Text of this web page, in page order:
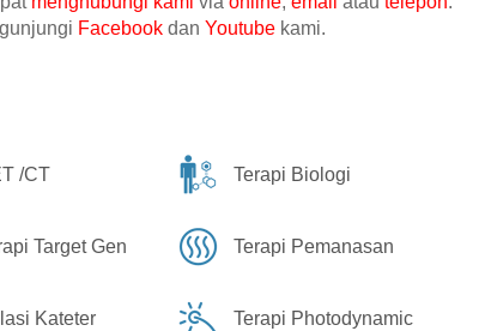
Facebook dan Youtube kami.
/CT Terapi Biologi
Target Gen Terapi Pemanasan
Kateter Terapi Photodynamic